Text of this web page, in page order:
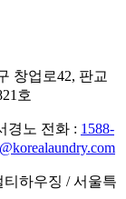
창업로42, 판교
호
경노 전화 : 1588-
하우징 / 서울특